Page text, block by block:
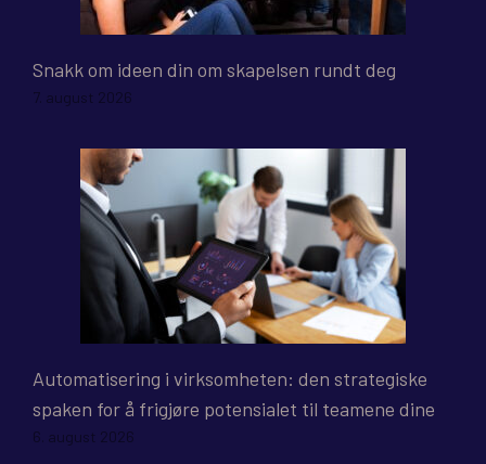
Snakk om ideen din om skapelsen rundt deg
7. august 2026
Automatisering i virksomheten: den strategiske
spaken for å frigjøre potensialet til teamene dine
6. august 2026